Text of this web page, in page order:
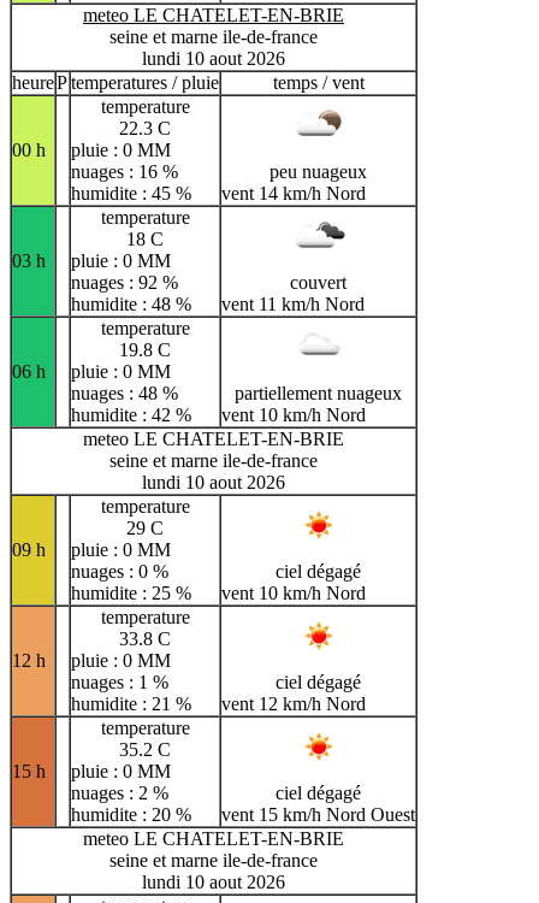
meteo LE CHATELET-EN-BRIE
seine et marne ile-de-france
lundi 10 aout 2026
heurePtemperatures / pluie temps / vent
00 h
temperature
22.3 C
pluie : 0 MM
nuages : 16 %
humidite : 45 %
peu nuageux
vent 14 km/h Nord
03 h
temperature
18 C
pluie : 0 MM
nuages : 92 %
humidite : 48 %
couvert
vent 11 km/h Nord
06 h
temperature
19.8 C
pluie : 0 MM
nuages : 48 %
humidite : 42 %
partiellement nuageux
vent 10 km/h Nord
meteo LE CHATELET-EN-BRIE
seine et marne ile-de-france
lundi 10 aout 2026
09 h
temperature
29 C
pluie : 0 MM
nuages : 0 %
humidite : 25 %
ciel dégagé
vent 10 km/h Nord
12 h
temperature
33.8 C
pluie : 0 MM
nuages : 1 %
humidite : 21 %
ciel dégagé
vent 12 km/h Nord
15 h
temperature
35.2 C
pluie : 0 MM
nuages : 2 %
humidite : 20 %
ciel dégagé
vent 15 km/h Nord Ouest
meteo LE CHATELET-EN-BRIE
seine et marne ile-de-france
lundi 10 aout 2026